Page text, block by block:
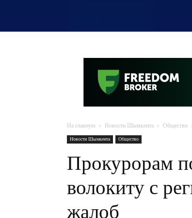
На главную Новости Шымкента Общество
Новости Шымкента Общество
Прокурорам
волокиту с
жалоб